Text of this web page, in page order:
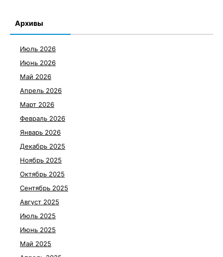
Архивы
Июль 2026
Июнь 2026
Май 2026
Апрель 2026
Март 2026
Февраль 2026
Январь 2026
Декабрь 2025
Ноябрь 2025
Октябрь 2025
Сентябрь 2025
Август 2025
Июль 2025
Июнь 2025
Май 2025